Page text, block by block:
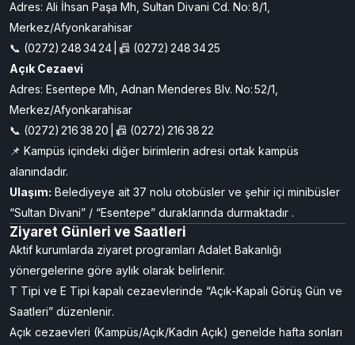
altındaki kişiler
Adres & Ulaşım
İletişim bilgileri aşağıdaki gibidir:
1 Nolu T Tipi Kapalı
Adres: Ali İhsan Paşa Mh, Sultan Divani Cd. No: 8/1,
Merkez/Afyonkarahisar
📞 (0272) 248 34 24 | 📠 (0272) 248 34 25
Açık Cezaevi
Adres: Esentepe Mh, Adnan Menderes Blv. No: 52/1,
Merkez/Afyonkarahisar
📞 (0272) 216 38 20 | 📠 (0272) 216 38 22
📌 Kampüs içindeki diğer birimlerin adresi ortak kampüs
alanındadır.
Ulaşım:Belediyeye ait 37 nolu otobüsler ve şehir içi minibüsler
“Sultan Divani” / “Esentepe” duraklarında durmaktadır .
Ziyaret Günleri ve Saatleri
Aktif kurumlarda ziyaret programları Adalet Bakanlığı